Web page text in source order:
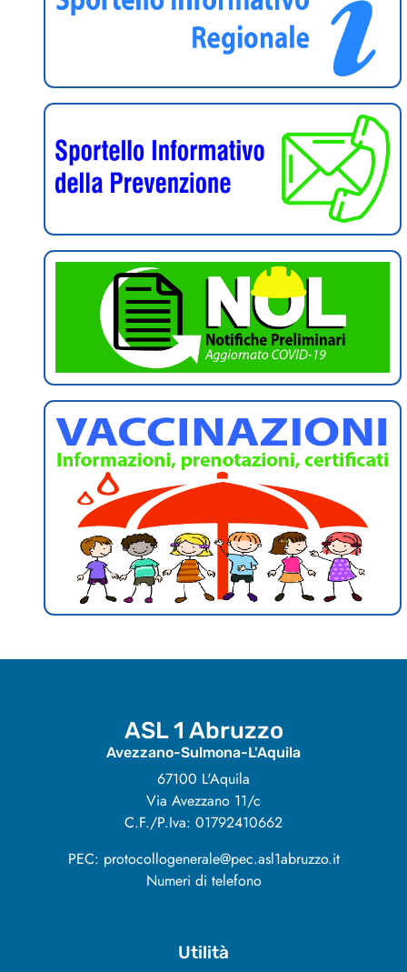
ASL 1 Abruzzo
Avezzano-Sulmona-L'Aquila
67100 L'Aquila
Via Avezzano 11/c
C.F./P.Iva: 01792410662
PEC: protocollogenerale@pec.asl1abruzzo.it
Numeri di telefono
Utilità